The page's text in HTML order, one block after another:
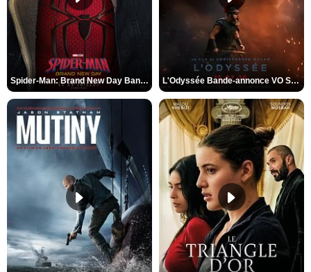
Spider-Man: Brand New Day Bande-annonce VO STFR L'Odyssée Bande-annonce VO STFR